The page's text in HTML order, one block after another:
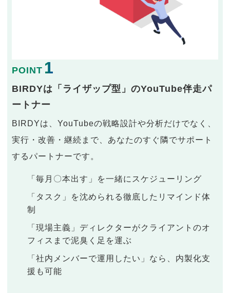
POINT 1
BIRDYは「ライザップ型」のYouTube伴走パ
ートナー
BIRDYは、YouTubeの戦略設計や分析だけでなく、
実行・改善・継続まで、あなたのすぐ隣でサポート
するパートナーです。
「毎月〇本出す」を一緒にスケジューリング
「タスク」を沈められる徹底したリマインド体
制
「現場主義」ディレクターがクライアントのオ
フィスまで泥臭く足を運ぶ
「社内メンバーで運用したい」なら、内製化支
援も可能